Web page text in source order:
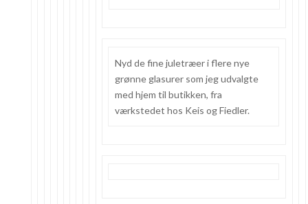
Nyd de fine juletræer i flere nye
grønne glasurer som jeg udvalgte
med hjem til butikken, fra
værkstedet hos Keis og Fiedler.